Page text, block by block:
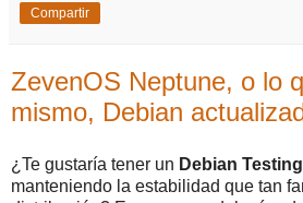
Compartir
ZevenOS Neptune, o lo
mismo, Debian
¿Te gustaría tener un Debian
manteniendo la estabilidad que tan